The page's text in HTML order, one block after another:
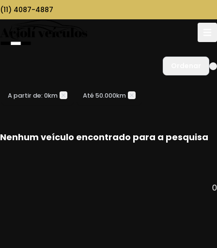
(11) 4087-4887
A partir de: 0km Até 50.000km
Nenhum veículo encontrado para a pesquisa
0